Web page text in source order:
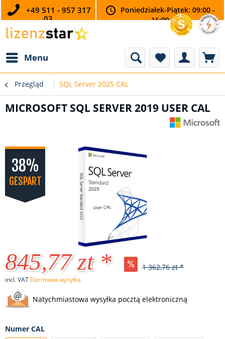
+49 511 - 957 317
03
Poniedziałek-Piątek: 09:00 -
16:00
Menu
Przegląd SQL Server 2025 CAL
MICROSOFT SQL SERVER 2019 USER CAL
38%
GESPART
845,77 zt * 1 362,76 zt *
incl. VAT Darmowa wysyłka
Natychmiastowa wysyłka pocztą elektroniczną
Numer CAL